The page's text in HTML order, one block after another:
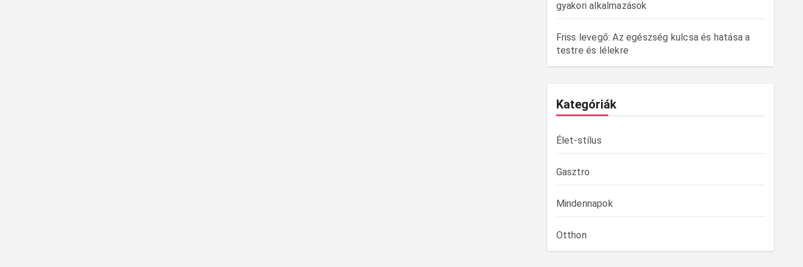
gyakori alkalmazások
Friss levegő: Az egészség kulcsa és hatása a
testre és lélekre
Kategóriák
Élet-stílus
Gasztro
Mindennapok
Otthon